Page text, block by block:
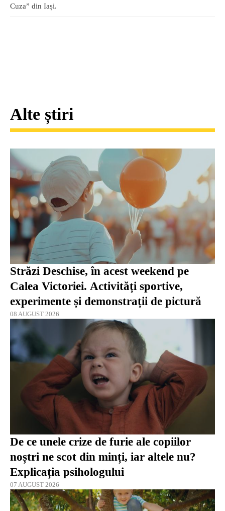
Cuza” din Iași.
Alte știri
Străzi Deschise, în acest weekend pe
Calea Victoriei. Activități sportive,
experimente și demonstrații de pictură
08 AUGUST 2026
De ce unele crize de furie ale copiilor
noștri ne scot din minți, iar altele nu?
Explicația psihologului
07 AUGUST 2026